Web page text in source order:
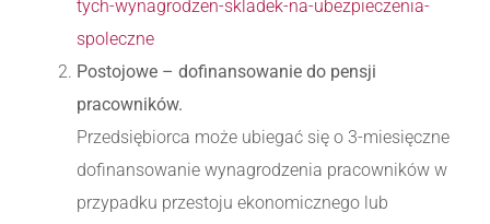
tych-wynagrodzen-skladek-na-ubezpieczenia-
spoleczne
Postojowe – dofinansowanie do pensji
pracowników.
Przedsiębiorca może ubiegać się o 3-miesięczne
dofinansowanie wynagrodzenia pracowników w
przypadku przestoju ekonomicznego lub